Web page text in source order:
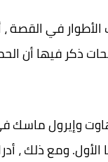
في القصة ،
ذكر فيها أن
وإيرول
ومع ذلك ،